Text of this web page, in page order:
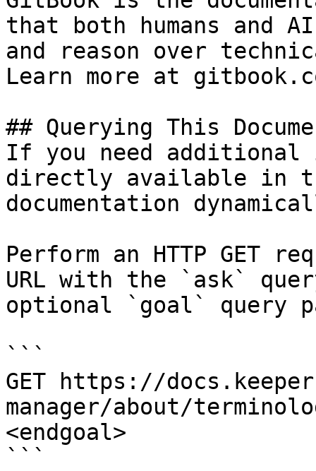
that both humans and
and reason over
Learn more at
## Querying This
If you need
directly available in
documentation
Perform an HTTP GET
URL with the `ask`
optional `goal` query
```
GET https://
manager/about/
<endgoal>
```